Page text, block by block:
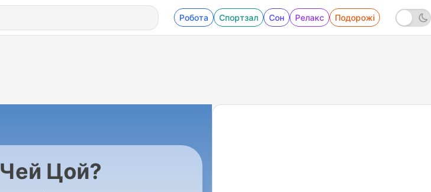
Робота Спортзал Сон Релакс Подорожі
Чей Цой?